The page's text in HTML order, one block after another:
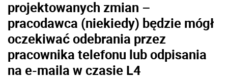
projektowanych zmian –
pracodawca (niekiedy) będzie mógł
oczekiwać odebrania przez
pracownika telefonu lub odpisania
na e-maila w czasie L4